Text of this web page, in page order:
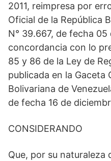
2011, reimpresa por
Oficial de la República
N° 39.667, de fecha 05
concordancia con lo
85 y 86 de la Ley de
publicada en la Gaceta
Bolivariana de
de fecha 16 de
CONSIDERANDO
Que, por su naturaleza